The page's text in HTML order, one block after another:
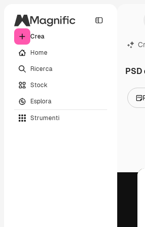
Crea
Home
Ricerca
Stock
Esplora
Strumenti
Video